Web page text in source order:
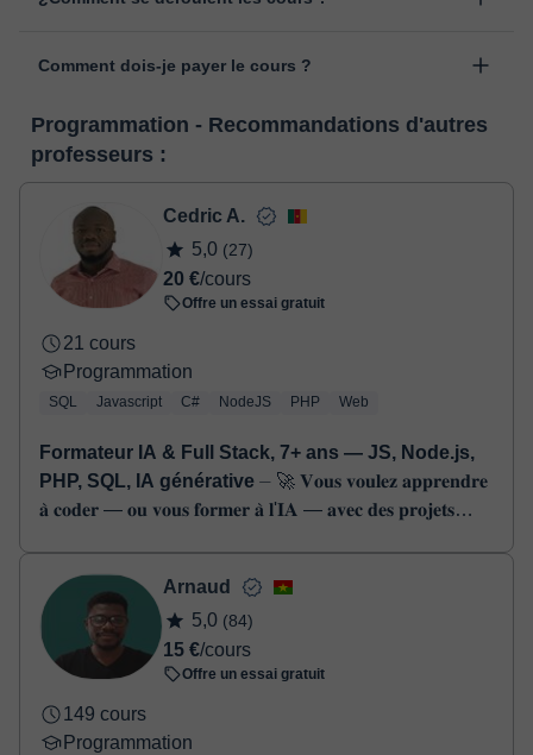
classgap, développée à des fins pédagogiques avec de
service de messagerie instantanée, le tableau blanc virtuel ou le
traitement de texte en ligne collaboratif.Voir la classe virtuelle
Comment dois-je payer le cours ?
paiement grâce à notre service de paiement virtuel. Vous avez
deux options:
- carte de débit / crédit
Une fois le paiement réglé, nous vous enverrons un e-mail pour
confirmer la réservation.
Programmation - Recommandations d'autres
professeurs :
Cedric A.
5,0 (27)
20 €/cours
Offre un essai gratuit
21 cours
Programmation
SQL Javascript C# NodeJS PHP Web
Formateur IA & Full Stack, 7+ ans — JS, Node.js,
PHP, SQL, IA générative ⏤ 🚀 𝐕𝐨𝐮𝐬 𝐯𝐨𝐮𝐥𝐞𝐳 𝐚𝐩𝐩𝐫𝐞𝐧𝐝𝐫𝐞
𝐚̀ 𝐜𝐨𝐝𝐞𝐫 — 𝐨𝐮 𝐯𝐨𝐮𝐬 𝐟𝐨𝐫𝐦𝐞𝐫 𝐚̀ 𝐥'𝐈𝐀 — 𝐚𝐯𝐞𝐜 𝐝𝐞𝐬 𝐩𝐫𝐨𝐣𝐞𝐭𝐬
Arnaud
5,0 (84)
15 €/cours
Offre un essai gratuit
149 cours
Programmation